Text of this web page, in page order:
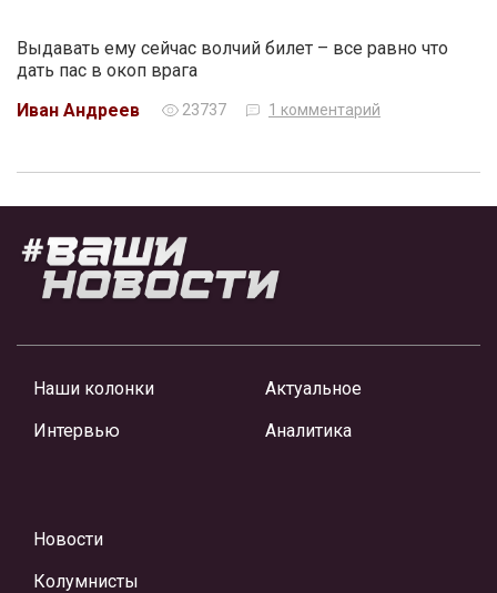
Выдавать ему сейчас волчий билет – все равно что
дать пас в окоп врага
Иван Андреев
23737 1 комментарий
Наши колонки
Интервью
Актуальное
Аналитика
Новости
Колумнисты